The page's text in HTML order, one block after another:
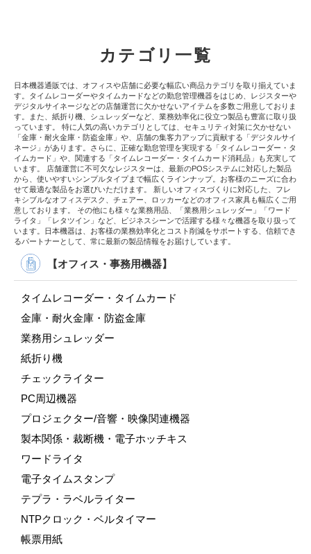
カテゴリ一覧
日本機器通販では、オフィスや店舗に必要な幅広い商品カテゴリを取り揃えていま
す。タイムレコーダーやタイムカードなどの勤怠管理機器をはじめ、レジスターや
デジタルサイネージなどの店舗運営に欠かせないアイテムを多数ご用意しておりま
す。また、紙折り機、シュレッダーなど、業務効率化に役立つ製品も豊富に取り扱
っています。 特に人気の高いカテゴリとしては、セキュリティ対策に欠かせない
「金庫・耐火金庫・防盗金庫」や、店舗の集客力アップに貢献する「デジタルサイ
ネージ」があります。さらに、正確な勤怠管理を実現する「タイムレコーダー・タ
イムカード」や、関連する「タイムレコーダー・タイムカード消耗品」も充実して
います。 店舗運営に不可欠なレジスターは、最新のPOSシステムに対応した製品
から、使いやすいシンプルタイプまで幅広くラインナップ。お客様のニーズに合わ
せて最適な製品をお選びいただけます。 新しいオフィスづくりに対応した、フレ
キシブルなオフィスデスク、チェアー、ロッカーなどのオフィス家具も幅広くご用
意しております。 その他にも様々な業務用品、「業務用シュレッダー」「ワード
ライタ」「レタツイン」など、ビジネスシーンで活躍する様々な機器を取り扱って
います。日本機器は、お客様の業務効率化とコスト削減をサポートする、信頼でき
るパートナーとして、常に最新の製品情報をお届けしています。
【オフィス・事務用機器】
タイムレコーダー・タイムカード
金庫・耐火金庫・防盗金庫
業務用シュレッダー
紙折り機
チェックライター
PC周辺機器
プロジェクター/音響・映像関連機器
製本関係・裁断機・電子ホッチキス
ワードライタ
電子タイムスタンプ
テプラ・ラベルライター
NTPクロック・ベルタイマー
帳票用紙